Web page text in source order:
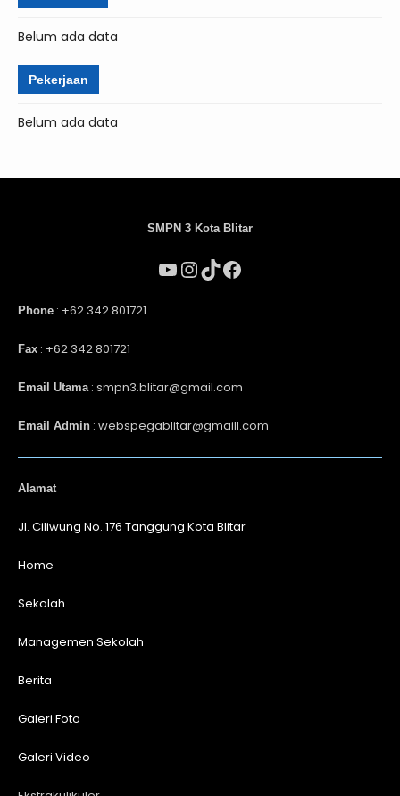
Belum ada data
Pekerjaan
Belum ada data
SMPN 3 Kota Blitar
Phone : +62 342 801721
Fax : +62 342 801721
Email Utama: smpn3.blitar@gmail.com
Email Admin : webspegablitar@gmaill.com
Alamat
Jl. Ciliwung No. 176 Tanggung Kota Blitar
Home
Sekolah
Managemen Sekolah
Berita
Galeri Foto
Galeri Video